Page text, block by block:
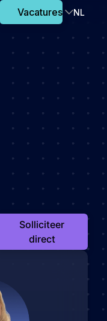
Vacatures NL
Solliciteer
direct